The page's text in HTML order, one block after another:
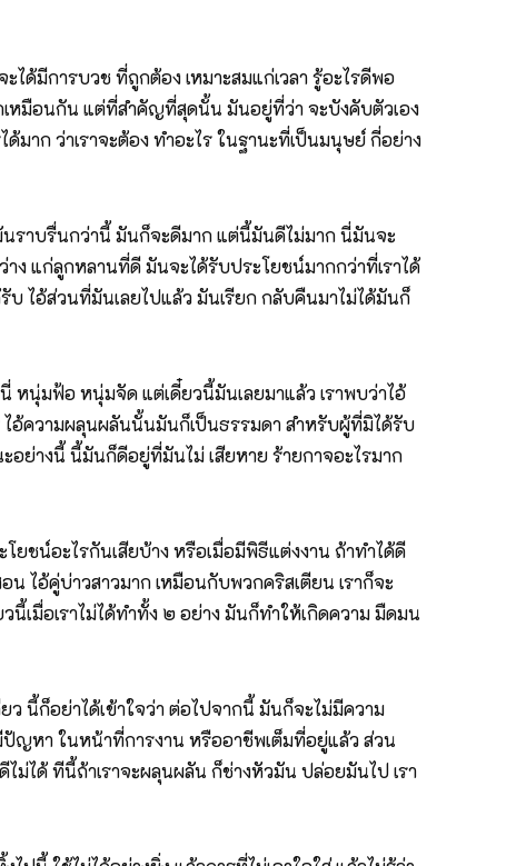
ได้มีการบวช ที่ถูกต้อง เหมาะสมแก่เวลา รู้อะไรดีพอ
หมือนกัน แต่ที่สำคัญที่สุดนั้น มันอยู่ที่ว่า จะบังคับตัวเอง
มาก ว่าเราจะต้อง ทำอะไร ในฐานะที่เป็นมนุษย์ กี่อย่าง
นราบรื่นกว่านี้ มันก็จะดีมาก แต่นี้มันดีไม่มาก นี่มันจะ
ง แก่ลูกหลานที่ดี มันจะได้รับประโยชน์มากกว่าที่เราได้
บ ไอ้ส่วนที่มันเลยไปแล้ว มันเรียก กลับคืนมาไม่ได้มันก็
หนุ่มฟ้อ หนุ่มจัด แต่เดี๋ยวนี้มันเลยมาแล้ว เราพบว่าไอ้
ไอ้ความผลุนผลันนั้นมันก็เป็นธรรมดา สำหรับผู้ที่มิได้รับ
ย่างนี้ นี้มันก็ดีอยู่ที่มันไม่ เสียหาย ร้ายกาจอะไรมาก
ยชน์อะไรกันเสียบ้าง หรือเมื่อมีพิธีแต่งงาน ถ้าทำได้ดี
ไอ้คู่บ่าวสาวมาก เหมือนกับพวกคริสเตียน เราก็จะ
นี้เมื่อเราไม่ได้ทำทั้ง ๒ อย่าง มันก็ทำให้เกิดความ มืดมน
นี้ก็อย่าได้เข้าใจว่า ต่อไปจากนี้ มันก็จะไม่มีความ
ปัญหา ในหน้าที่การงาน หรืออาชีพเต็มที่อยู่แล้ว ส่วน
ไม่ได้ ทีนี้ถ้าเราจะผลุนผลัน ก็ช่างหัวมัน ปล่อยมันไป เรา